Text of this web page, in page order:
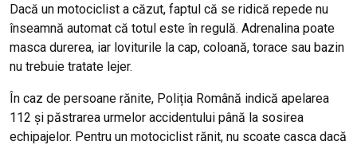
Dacă un motociclist a căzut, faptul că se ridică repede nu
înseamnă automat că totul este în regulă. Adrenalina poate
masca durerea, iar loviturile la cap, coloană, torace sau bazin
nu trebuie tratate lejer.
În caz de persoane rănite, Poliția Română indică apelarea
112 și păstrarea urmelor accidentului până la sosirea
echipajelor. Pentru un motociclist rănit, nu scoate casca dacă